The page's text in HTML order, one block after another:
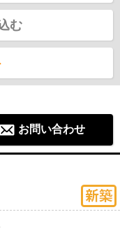
む
お問い合わせ